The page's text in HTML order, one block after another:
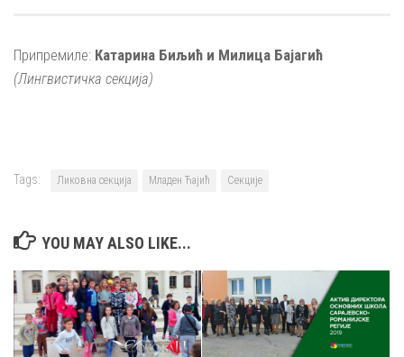
Припремиле: Катарина Биљић и Милица Бајагић
(Лингвистичка секција)
Tags: Ликовна секција Младен Ћајић Секције
YOU MAY ALSO LIKE...